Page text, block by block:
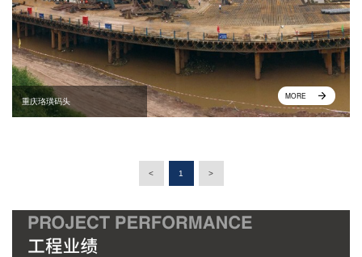
重庆珞璜码头 MORE
< 1 >